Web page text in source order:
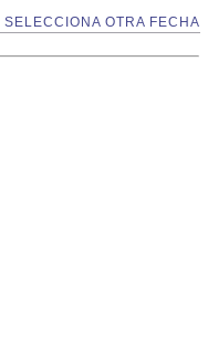
SELECCIONA OTRA FECHA